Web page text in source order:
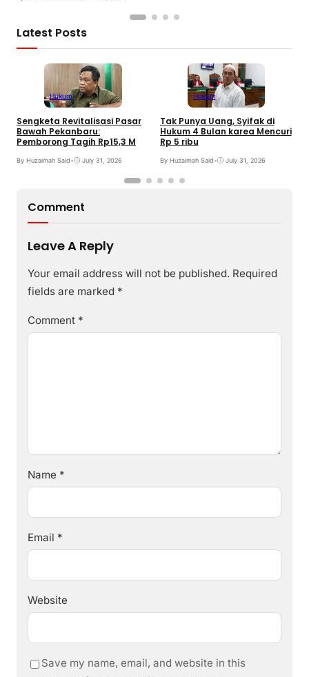
Latest Posts
Hukum
Sengketa Revitalisasi Pasar
Bawah Pekanbaru:
Pemborong Tagih Rp15,3 M
By Huzaimah Said• July 31, 2026
Hukum
Tak Punya Uang, Syifak di
Hukum 4 Bulan karea Mencuri
Rp 5 ribu
By Huzaimah Said• July 31, 2026
Comment
Leave A Reply
Your email address will not be published. Required
fields are marked *
Comment *
Name *
Email *
Website
Save my name, email, and website in this